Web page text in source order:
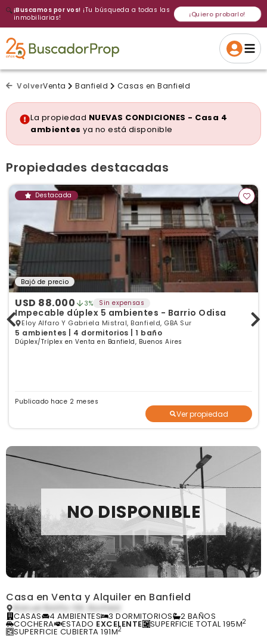
🔍¡Buscamos por vos! ¡Tu búsqueda a todas las
inmobiliarias!
¡Quiero probarlo!
Cancelar Si, eliminar
Gracias
Volver a intentar
VolverVenta Banfield Casas en Banfield
La propiedad NUEVAS CONDICIONES - Casa 4
ambientes ya no está disponible
Propiedades destacadas
Destacada
Bajó de precio
USD 88.000 3% Sin expensas
Impecable dúplex 5 ambientes - Barrio Odisa
Eloy Alfaro Y Gabriela Mistral, Banfield, GBA Sur
5 ambientes | 4 dormitorios | 1 baño
Dúplex/Tríplex en Venta en Banfield, Buenos Aires
Publicado hace 2 meses
Ver propiedad
NO DISPONIBLE
Casa en Venta y Alquiler en Banfield
Manuel Baliña 106, Banfield
CASAS 4 AMBIENTES 3 DORMITORIOS 2 BAÑOS
COCHERA ESTADO EXCELENTE SUPERFICIE TOTAL 195M2
SUPERFICIE CUBIERTA 191M2